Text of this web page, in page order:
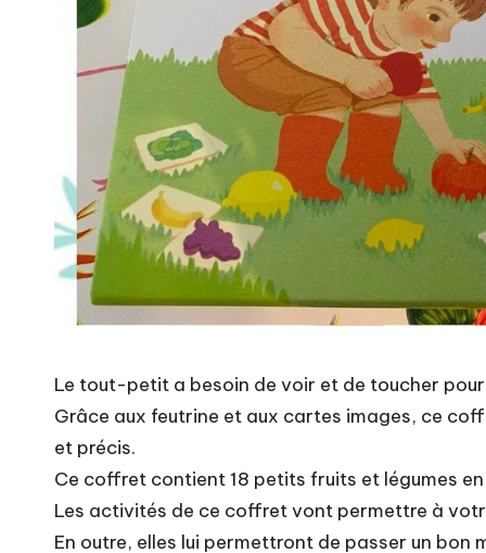
Le tout-petit a besoin de voir et de toucher
Grâce aux feutrine et aux cartes images, ce
et précis.
Ce coffret contient 18 petits fruits et légumes
Les activités de ce coffret vont permettre à
En outre, elles lui permettront de passer un bon